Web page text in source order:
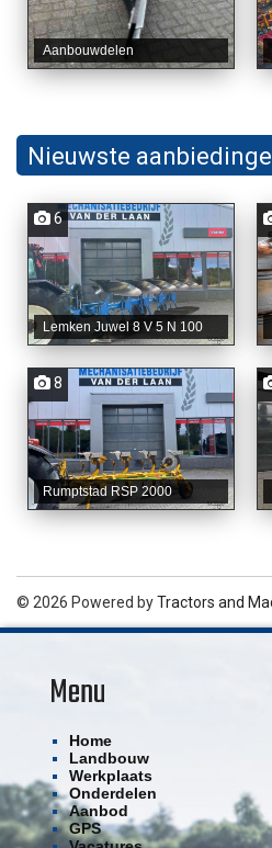
Aanbouwdelen
Nieuwste
6
Lemken Juwel 8 V 5 N 100
8
Rumptstad RSP 2000
© 2026 Powered byTractors and
Menu
Home
Landbouw
Werkplaats
Onderdelen
Aanbod
GPS